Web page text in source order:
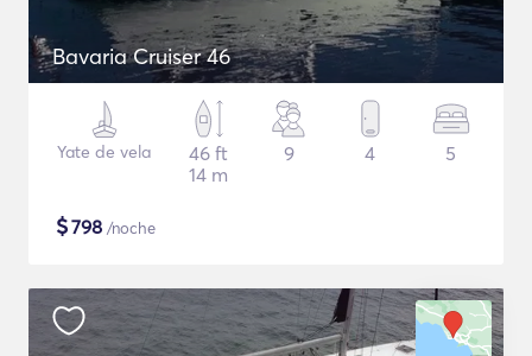
Bavaria Cruiser 46
Yate de vela
46 ft
14 m
9 4 5
$798 /noche